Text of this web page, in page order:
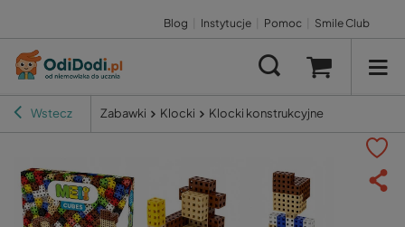
Blog Instytucje Pomoc Smile Club
Wstecz Zabawki Klocki Klocki konstrukcyjne